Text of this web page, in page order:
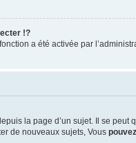
!?
a été activée par
la page d’un sujet. Il se
de nouveaux sujets, Vous pouvez